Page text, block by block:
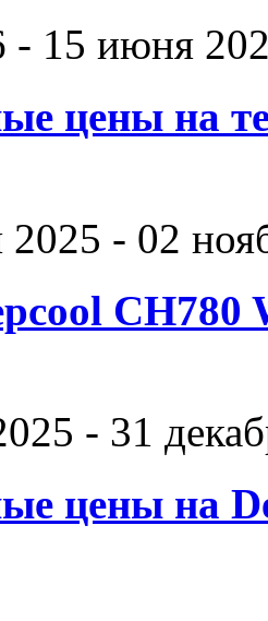
- 15 июня
цены на
2025 - 02
CH780
- 31
цены на